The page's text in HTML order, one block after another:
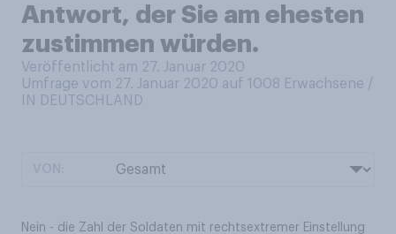
Antwort, der Sie am ehesten
zustimmen würden.
Veröffentlicht am 27. Januar 2020
Umfrage vom 27. Januar 2020 auf 1008 Erwachsene /
IN DEUTSCHLAND
Nein - die Zahl der Soldaten mit rechtsextremer Einstellung